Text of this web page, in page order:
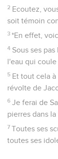
2 Ecoutez,
soit témoin
3 *En effet,
4 Sous ses
l'eau qui coule
5 Et tout cela
révolte de
6 Je ferai de
pierres dans
7 Toutes ses
toutes ses